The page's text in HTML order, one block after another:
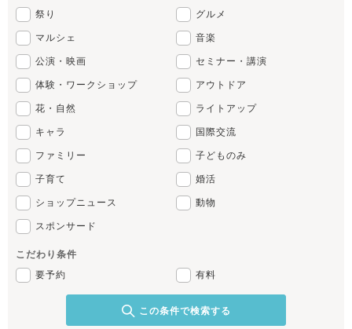
祭り グルメ
マルシェ 音楽
公演・映画 セミナー・講演
体験・ワークショップ アウトドア
花・自然 ライトアップ
キャラ 国際交流
ファミリー 子どものみ
子育て 婚活
ショップニュース 動物
スポンサード
こだわり条件
要予約
有料
この条件で検索する